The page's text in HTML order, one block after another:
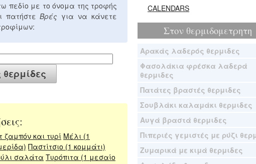
πεδίο με το όνομα της τροφής
πατήστεΒρές για να κάνετε
ζαμπόν και τυρί Μέλι (1
Παστίτσιο (1 κομμάτι)
σαλάτα Τυρόπιτα (1 μεσαίο
CALENDARS
Στον θερμιδομετρητη
Αρακάς λαδερός θερμιδες
Φασολάκια φρέσκα λαδερά
θερμιδες
Πατάτες βραστές θερμιδες
Σουβλάκι καλαμάκι θερμιδες
Αυγά βραστά θερμιδες
Πιπεριές γεμιστές με ρύζι
Ζυμαρικά με κιμά θερμιδες